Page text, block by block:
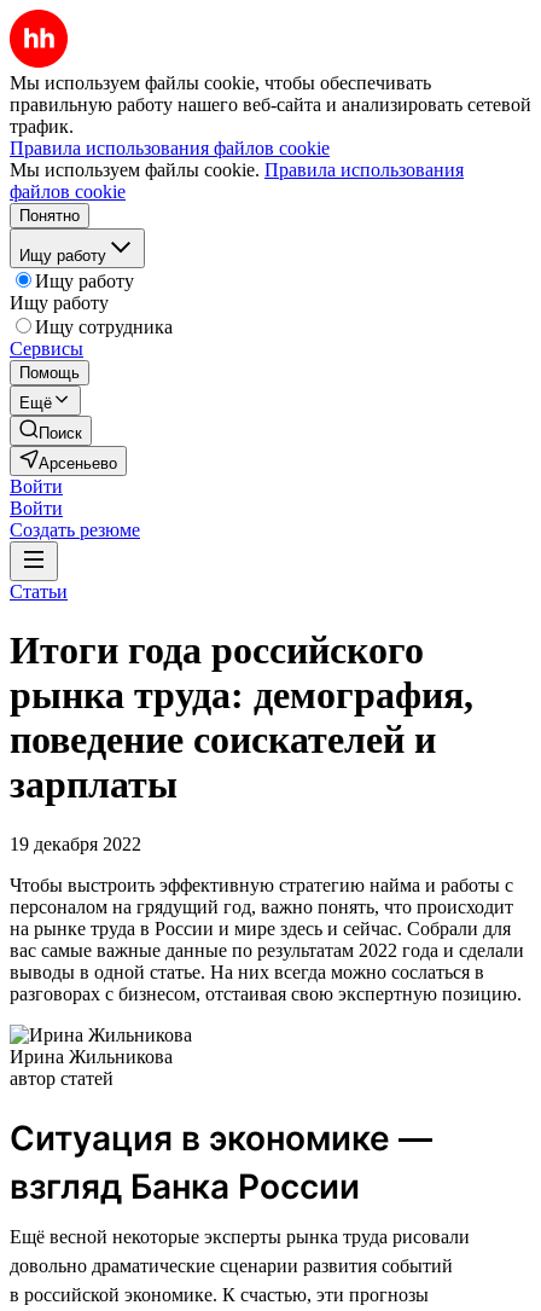
Мы используем файлы cookie, чтобы обеспечивать
правильную работу нашего веб-сайта и анализировать сетевой
трафик.
Правила использования файлов cookie
Мы используем файлы cookie. Правила использования
файлов cookie
Понятно
Ищу работу
Ищу работу
Ищу работу
Ищу сотрудника
Сервисы
Помощь
Ещё
Поиск
Арсеньево
Войти
Войти
Создать резюме
Статьи
Итоги года российского
рынка труда: демография,
поведение соискателей и
зарплаты
19 декабря 2022
Чтобы выстроить эффективную стратегию найма и работы с
персоналом на грядущий год, важно понять, что происходит
на рынке труда в России и мире здесь и сейчас. Собрали для
вас самые важные данные по результатам 2022 года и сделали
выводы в одной статье. На них всегда можно сослаться в
разговорах с бизнесом, отстаивая свою экспертную позицию.
Ирина Жильникова
автор статей
Ситуация в экономике —
взгляд Банка России
Ещё весной некоторые эксперты рынка труда рисовали
довольно драматические сценарии развития событий
в российской экономике. К счастью, эти прогнозы